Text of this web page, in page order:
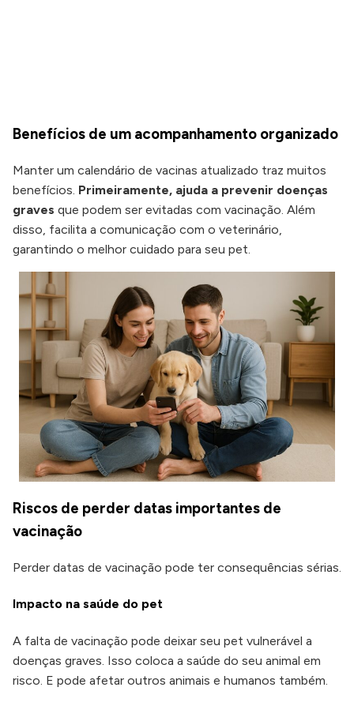
Benefícios de um acompanhamento organizado
Manter um calendário de vacinas atualizado traz muitos
benefícios. Primeiramente, ajuda a prevenir doenças
graves que podem ser evitadas com vacinação. Além
disso, facilita a comunicação com o veterinário,
garantindo o melhor cuidado para seu pet.
Riscos de perder datas importantes de
vacinação
Perder datas de vacinação pode ter consequências sérias.
Impacto na saúde do pet
A falta de vacinação pode deixar seu pet vulnerável a
doenças graves. Isso coloca a saúde do seu animal em
risco. E pode afetar outros animais e humanos também.